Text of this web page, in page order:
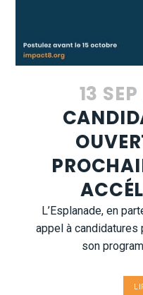
13 SEP
L’Esplanade, en
appel à candidatures
son